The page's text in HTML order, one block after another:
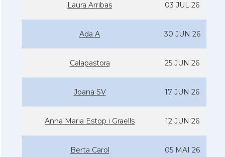
Laura Arribas 03 JUL 26
Ada A 30 JUN 26
Calapastora 25 JUN 26
Joana SV 17 JUN 26
Anna Maria Estop i Graells 12 JUN 26
Berta Carol 05 MAI 26